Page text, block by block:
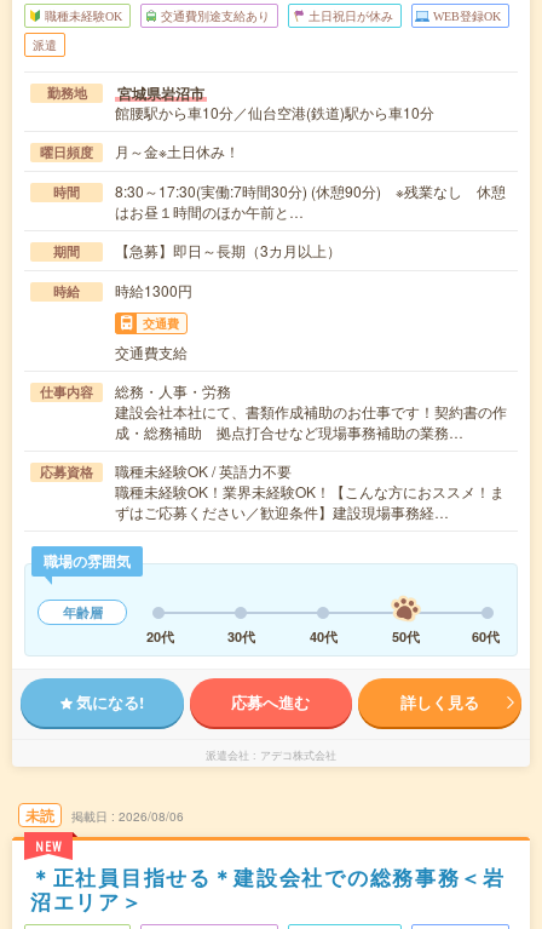
職種未経験OK 交通費別途支給あり 土日祝日が休み WEB登録OK
派遣
勤務地 宮城県岩沼市
館腰駅から車10分／仙台空港(鉄道)駅から車10分
曜日頻度 月～金※土日休み！
時間
8:30～17:30(実働:7時間30分) (休憩90分) ※残業なし 休憩
はお昼１時間のほか午前と…
期間 【急募】即日～長期（3カ月以上）
時給 時給1300円
交通費
交通費支給
仕事内容
総務・人事・労務
建設会社本社にて、書類作成補助のお仕事です！契約書の作
成・総務補助 拠点打合せなど現場事務補助の業務…
応募資格
職種未経験OK / 英語力不要
職種未経験OK！業界未経験OK！【こんな方におススメ！ま
ずはご応募ください／歓迎条件】建設現場事務経…
職場の雰囲気
年齢層
20代
30代 40代 50代 60代
気になる! 応募へ進む 詳しく見る
派遣会社 アデコ株式会社
未読
NEW
掲載日 2026/08/06
＊正社員目指せる＊建設会社での総務事務＜岩
沼エリア＞